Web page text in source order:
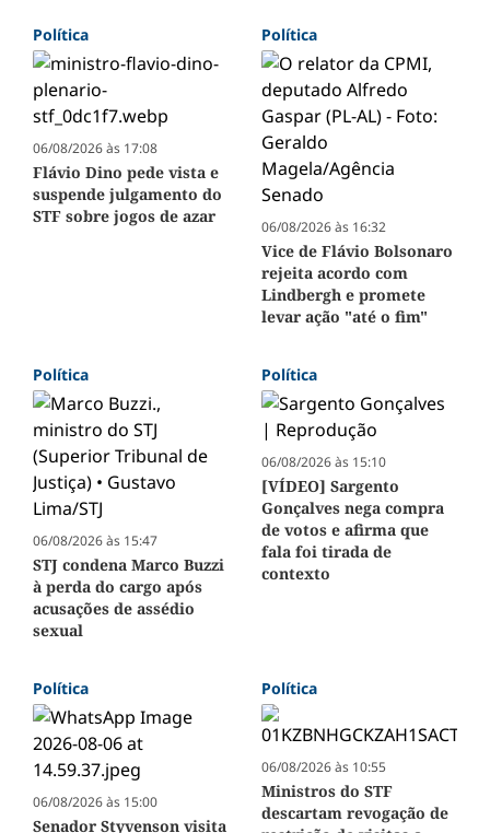
Política
06/08/2026 às 17:08
Flávio Dino pede vista e
suspende julgamento do
STF sobre jogos de azar
Política
06/08/2026 às 16:32
Vice de Flávio Bolsonaro
rejeita acordo com
Lindbergh e promete
levar ação "até o fim"
Política
06/08/2026 às 15:47
STJ condena Marco Buzzi
à perda do cargo após
acusações de assédio
sexual
Política
06/08/2026 às 15:10
[VÍDEO] Sargento
Gonçalves nega compra
de votos e afirma que
fala foi tirada de
contexto
Política
06/08/2026 às 15:00
Senador Styvenson visita
Política
06/08/2026 às 10:55
Ministros do STF
descartam revogação de